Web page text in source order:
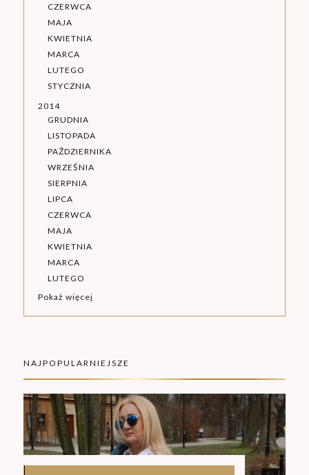
CZERWCA
MAJA
KWIETNIA
MARCA
LUTEGO
STYCZNIA
2014
GRUDNIA
LISTOPADA
PAŹDZIERNIKA
WRZEŚNIA
SIERPNIA
LIPCA
CZERWCA
MAJA
KWIETNIA
MARCA
LUTEGO
Pokaż więcej
NAJPOPULARNIEJSZE